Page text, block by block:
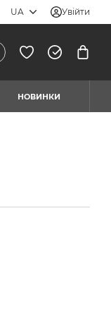
UA Увійти
НОВИНКИ